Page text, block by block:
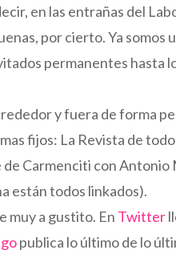
en las entrañas del
por cierto. Ya
permanentes hasta
y fuera de forma
fijos: La Revista de
Carmenciti con
están todos linkados).
muy a gustito. En Twitter
publica lo último de lo